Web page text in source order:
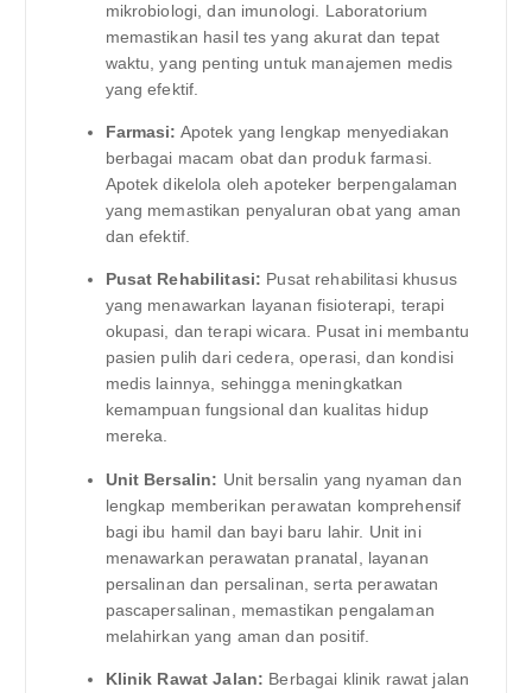
mikrobiologi, dan imunologi. Laboratorium
memastikan hasil tes yang akurat dan tepat
waktu, yang penting untuk manajemen medis
yang efektif.
Farmasi: Apotek yang lengkap menyediakan
berbagai macam obat dan produk farmasi.
Apotek dikelola oleh apoteker berpengalaman
yang memastikan penyaluran obat yang aman
dan efektif.
Pusat Rehabilitasi: Pusat rehabilitasi khusus
yang menawarkan layanan fisioterapi, terapi
okupasi, dan terapi wicara. Pusat ini membantu
pasien pulih dari cedera, operasi, dan kondisi
medis lainnya, sehingga meningkatkan
kemampuan fungsional dan kualitas hidup
mereka.
Unit Bersalin: Unit bersalin yang nyaman dan
lengkap memberikan perawatan komprehensif
bagi ibu hamil dan bayi baru lahir. Unit ini
menawarkan perawatan pranatal, layanan
persalinan dan persalinan, serta perawatan
pascapersalinan, memastikan pengalaman
melahirkan yang aman dan positif.
Klinik Rawat Jalan: Berbagai klinik rawat jalan